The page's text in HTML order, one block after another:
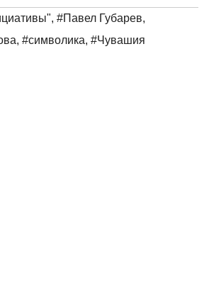
, #Павел Губарев,
, #символика, #Чувашия